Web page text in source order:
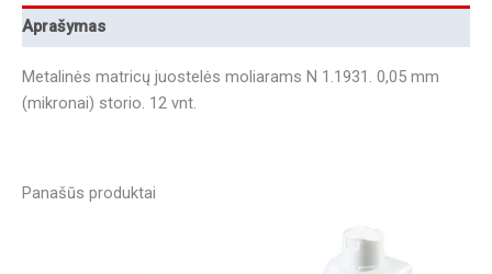
Aprašymas
Metalinės matricų juostelės moliarams N 1.1931. 0,05 mm
(mikronai) storio. 12 vnt.
Panašūs produktai